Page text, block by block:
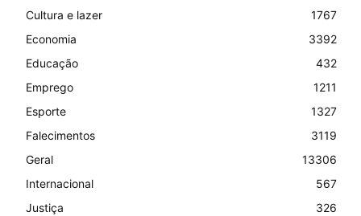
Cultura e lazer
1767
Economia
3392
Educação
432
Emprego
1211
Esporte
1327
Falecimentos
3119
Geral
13306
Internacional
567
Justiça
326